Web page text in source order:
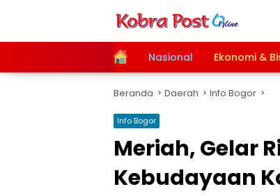
HomeNasional Ekonomi &
Beranda Daerah Info Bogor
Info Bogor
Meriah, Gelar
Kebudayaan